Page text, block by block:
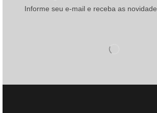
Informe seu e-mail e receba as